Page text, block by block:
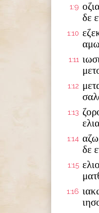
1:9
δε
1:10
1:11
1:12
1:13
1:14
δε
1:15
1:16